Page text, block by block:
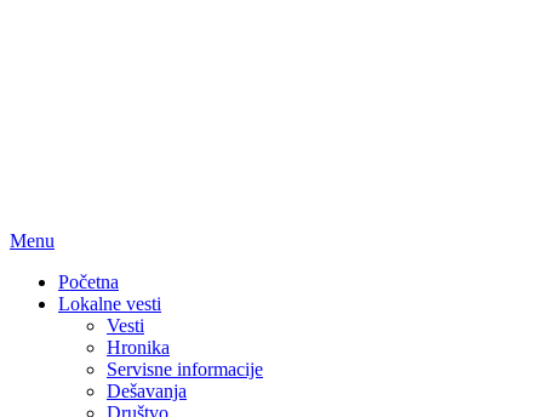
Menu
Početna
Lokalne vesti
Vesti
Hronika
Servisne informacije
Dešavanja
Društvo